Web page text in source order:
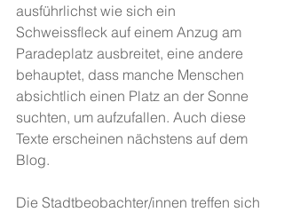
ausführlichst wie sich ein
Schweissfleck auf einem Anzug am
Paradeplatz ausbreitet, eine andere
behauptet, dass manche Menschen
absichtlich einen Platz an der Sonne
suchten, um aufzufallen. Auch diese
Texte erscheinen nächstens auf dem
Blog.
Die Stadtbeobachter/innen treffen sich